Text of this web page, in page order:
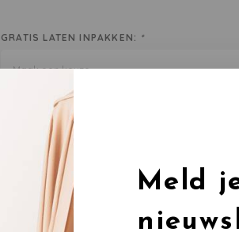
Meld
GRATIS LATEN INPAKKEN: *
Maak een keuze...
DEEL DIT PRODUCT: